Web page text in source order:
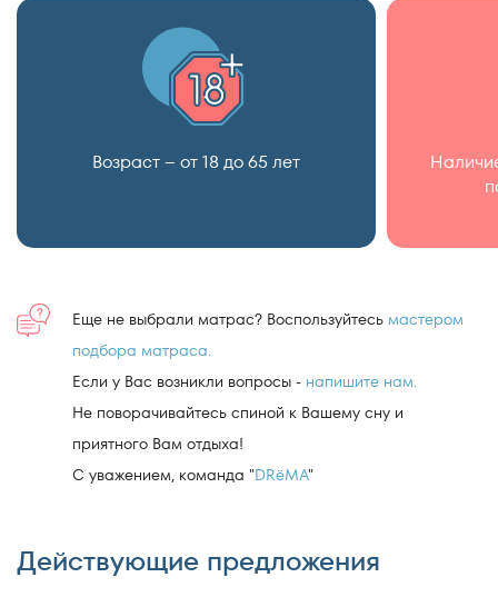
Возраст – от 18 до 65 лет
Еще не выбрали матрас? Воспользуйтесь мастером
подбора матраса.
Если у Вас возникли вопросы - напишите нам.
Не поворачивайтесь спиной к Вашему сну и
приятного Вам отдыха!
С уважением, команда "DRёMA"
Действующие предложения